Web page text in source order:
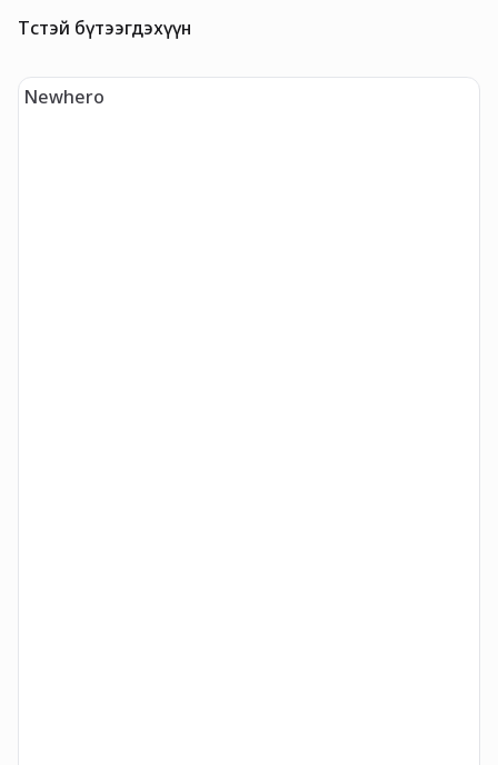
Төстэй бүтээгдэхүүн
Newhero